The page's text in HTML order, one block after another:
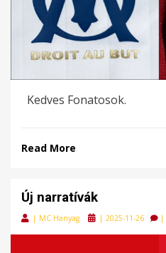
Kedves Fonatosok.
Read More
Új narratívák
| MC Hanyag
Posted
| 2025-11-26 |